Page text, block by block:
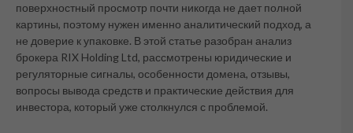
поверхностный просмотр почти никогда не дает полной
картины, поэтому нужен именно аналитический подход, а
не доверие к упаковке. В этой статье разобран анализ
брокера RIX Holding Ltd, рассмотрены юридические и
регуляторные сигналы, особенности домена, отзывы,
вопросы вывода средств и практические действия для
инвестора, который уже столкнулся с проблемой.